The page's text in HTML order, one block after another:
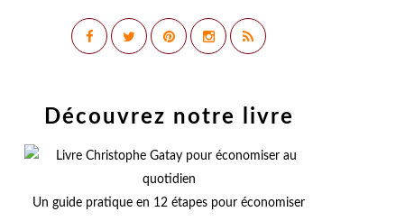
Découvrez notre livre
Un guide pratique en 12 étapes pour économiser